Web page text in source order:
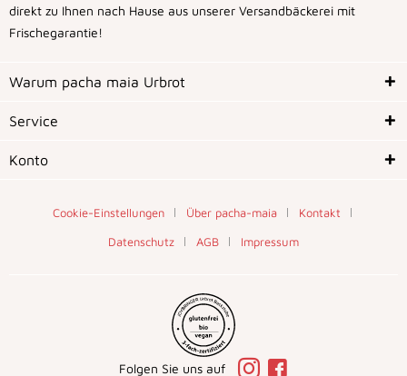
direkt zu Ihnen nach Hause aus unserer Versandbäckerei mit
Frischegarantie!
Warum pacha maia Urbrot
Service
Konto
Cookie-Einstellungen Über pacha-maia
Kontakt
Datenschutz
AGB Impressum
Folgen Sie uns auf